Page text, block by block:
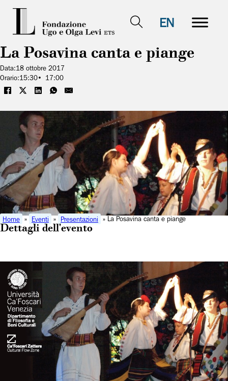
EN
La Posavina canta e piange
Data:18 ottobre 2017
Orario:15:30 17:00
Home » Eventi » Presentazioni » La Posavina canta e piange
Dettagli dell'evento